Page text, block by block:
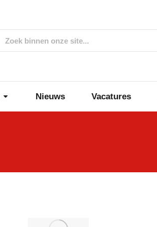
Nieuws Vacatures